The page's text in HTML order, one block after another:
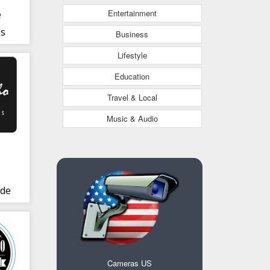
Entertainment
Business
Lifestyle
Education
Travel & Local
Music & Audio
Cameras US